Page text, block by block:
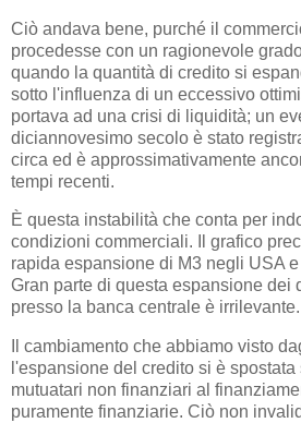
Ciò andava bene, purché il
procedesse con un ragionevole
quando la quantità di credito si
sotto l'influenza di un eccessivo
portava ad una crisi di liquidità; un
diciannovesimo secolo è stato
circa ed è approssimativamente
tempi recenti.
È questa instabilità che conta per
condizioni commerciali. Il grafico
rapida espansione di M3 negli USA
Gran parte di questa espansione dei
presso la banca centrale è irrilevante.
Il cambiamento che abbiamo visto
l'espansione del credito si è
mutuatari non finanziari al
puramente finanziarie. Ciò non